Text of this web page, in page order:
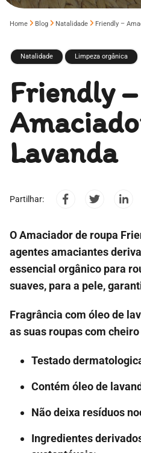
Home Blog Natalidade Friendly –
Natalidade Limpeza orgânica
Friendly –
Lavanda
Partilhar:
O Amaciador de roupa
agentes amaciantes
essencial orgânico para
suaves, para a pele,
Fragrância com óleo de
as suas roupas com
Testado
Contém óleo de
Não deixa resíduos
Ingredientes